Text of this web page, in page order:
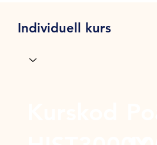
Individuell kurs